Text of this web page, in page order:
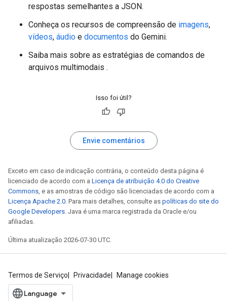
respostas semelhantes a JSON.
Conheça os recursos de compreensão de imagens,
vídeos, áudio e documentos do Gemini.
Saiba mais sobre as estratégias de comandos de
arquivos multimodais .
Isso foi útil?
Envie comentários
Exceto em caso de indicação contrária, o conteúdo desta página é
licenciado de acordo com a Licença de atribuição 4.0 do Creative
Commons, e as amostras de código são licenciadas de acordo com a
Licença Apache 2.0. Para mais detalhes, consulte as políticas do site do
Google Developers. Java é uma marca registrada da Oracle e/ou
afiliadas.
Última atualização 2026-07-30 UTC.
Termos de Serviço Privacidade Manage cookies